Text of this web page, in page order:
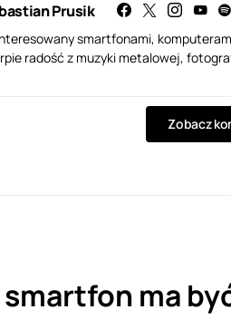
Prusik
smartfonami,
radość z muzyki metalowej,
Zobacz
smartfon ma